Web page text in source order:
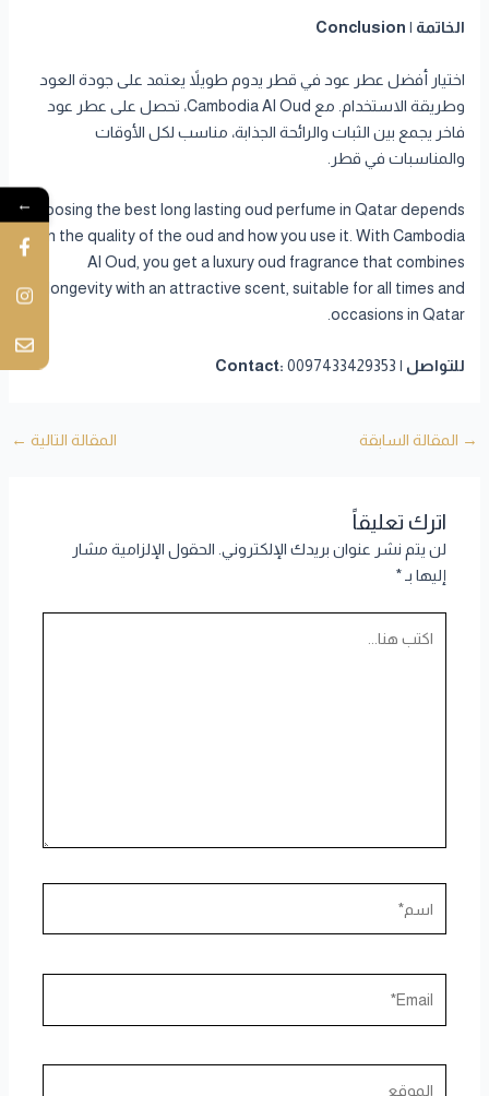
الخاتمة | Conclusion
اختيار أفضل عطر عود في قطر يدوم طويلاً يعتمد على جودة العود
وطريقة الاستخدام. مع Cambodia Al Oud، تحصل على عطر عود
فاخر يجمع بين الثبات والرائحة الجذابة، مناسب لكل الأوقات
والمناسبات في قطر.
Choosing the best long lasting oud perfume in Qatar depends
on the quality of the oud and how you use it. With Cambodia
Al Oud, you get a luxury oud fragrance that combines
longevity with an attractive scent, suitable for all times and
occasions in Qatar.
للتواصل | Contact: 0097433429353
→ المقالة السابقة المقالة التالية ←
اترك تعليقاً
لن يتم نشر عنوان بريدك الإلكتروني. الحقول الإلزامية مشار
إليها بـ*
←